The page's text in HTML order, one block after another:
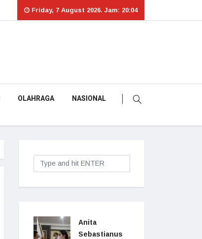
Friday, 7 August 2026. Jam: 20:04
OLAHRAGA NASIONAL
Anita
Sebastianus